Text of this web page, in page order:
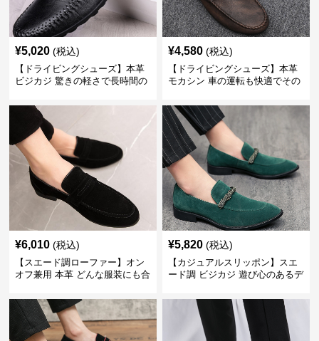
¥5,020 (税込)
【ドライビングシューズ】本革
ビジカジ 驚きの軽さで長時間の
¥4,580 (税込)
【ドライビングシューズ】本革
モカシン 車の運転も快適でその
¥6,010 (税込)
【スエード調ローファー】オン
オフ兼用 本革 どんな服装にも合
供
¥5,820 (税込)
【カジュアルスリッポン】スエ
ード調 ビジカジ 遊び心のあるデ
表現